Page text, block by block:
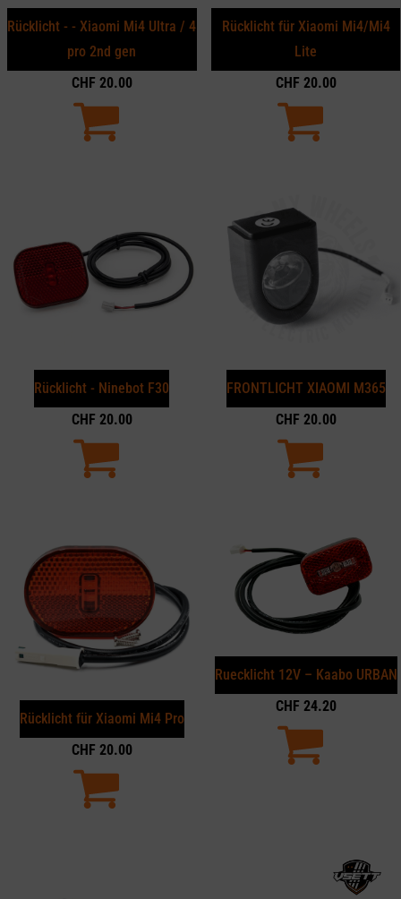
Rücklicht - - Xiaomi Mi4 Ultra / 4
pro 2nd gen
CHF 20.00
Rücklicht für Xiaomi Mi4/Mi4
Lite
CHF 20.00
Rücklicht - Ninebot F30
CHF 20.00
FRONTLICHT XIAOMI M365
CHF 20.00
Rücklicht für Xiaomi Mi4 Pro
CHF 20.00
Ruecklicht 12V – Kaabo URBAN
CHF 24.20